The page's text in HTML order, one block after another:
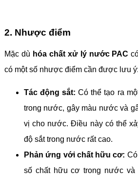
2. Nhược điểm
Mặc dù hóa chất xử lý nước PAC
có một số nhược điểm cần được lưu ý:
Tác động sắt: Có thể tạo ra
trong nước, gây màu nước và
vị cho nước. Điều này có thể
độ sắt trong nước rất cao.
Phản ứng với chất hữu cơ:
số chất hữu cơ trong nước và